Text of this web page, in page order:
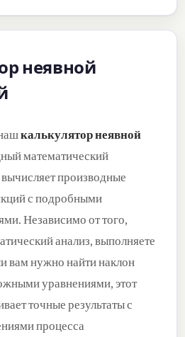
неявной
калькулятор неявной
математический
производные
с подробными
Независимо от того,
анализ, выполняете
вам нужно найти наклон
уравнениями, этот
точные результаты с
процесса